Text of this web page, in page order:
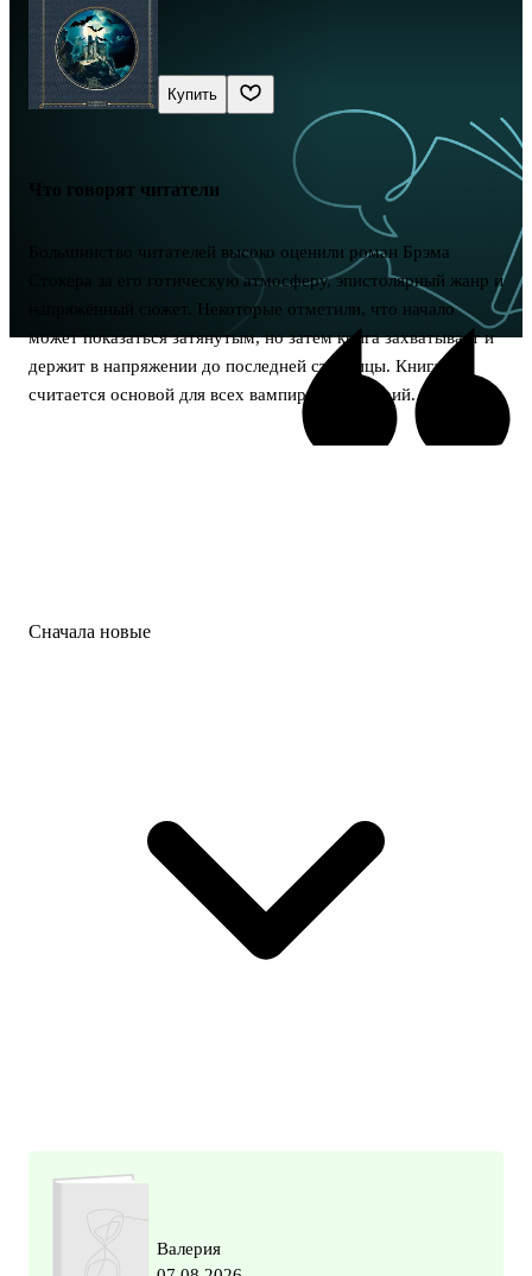
Купить
Что говорят читатели
Большинство читателей высоко оценили роман Брэма
Стокера за его готическую атмосферу, эпистолярный жанр и
напряжённый сюжет. Некоторые отметили, что начало
может показаться затянутым, но затем книга захватывает и
держит в напряжении до последней страницы. Книга
считается основой для всех вампирских историй.
Сначала новые
Валерия